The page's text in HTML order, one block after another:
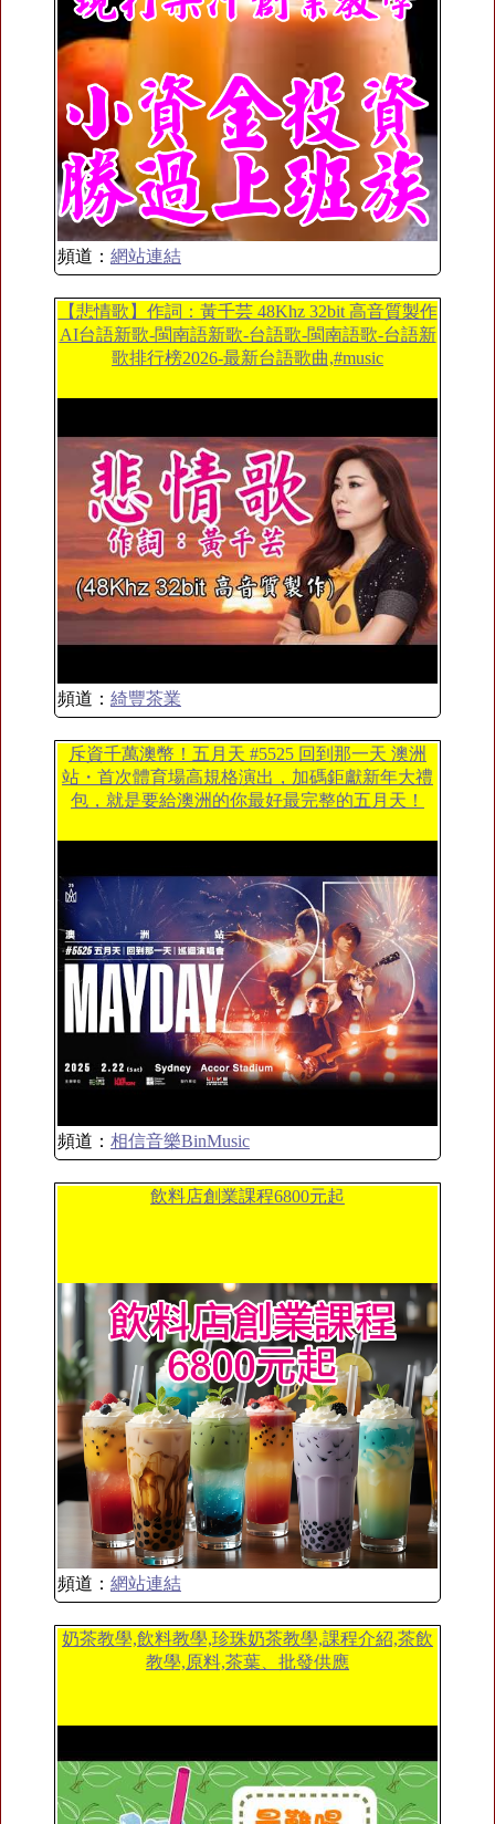
頻道： 網站連結
【悲情歌】作詞：黃千芸 48Khz 32bit 高音質製作
AI台語新歌-閩南語新歌-台語歌-閩南語歌-台語新
歌排行榜2026-最新台語歌曲,#music
頻道： 綺豐茶業
斥資千萬澳幣！五月天 #5525 回到那一天 澳洲
站・首次體育場高規格演出，加碼鉅獻新年大禮
包，就是要給澳洲的你最好最完整的五月天！
頻道： 相信音樂BinMusic
飲料店創業課程6800元起
頻道： 網站連結
奶茶教學,飲料教學,珍珠奶茶教學,課程介紹,茶飲
教學,原料,茶葉、批發供應